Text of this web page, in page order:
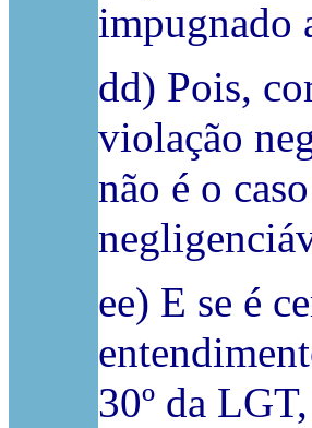
impugnado
dd) Pois,
violação
não é o
ee) E se é
30º da